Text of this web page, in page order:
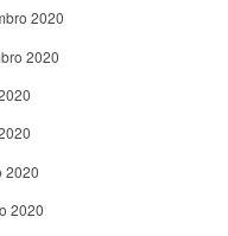
2020
2020
2020
2020